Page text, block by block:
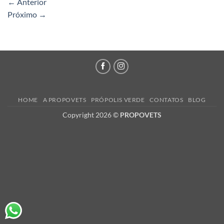
Próximo →
HOME A PROPOVETS PRÓPOLIS VERDE CONTATOS BLOG
Copyright 2026 © PROPOVETS